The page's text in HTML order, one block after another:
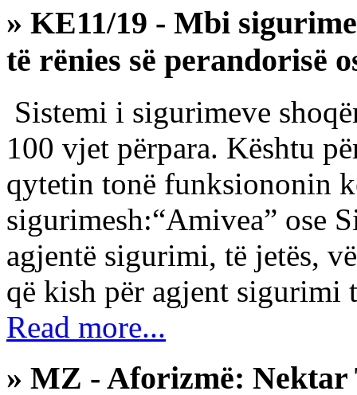
» KE11/19 - Mbi
të rënies së perandorisë
Sistemi i sigurimeve
100 vjet përpara. Kështu
qytetin tonë funksiononin
sigurimesh:“Amivea” ose
agjentë sigurimi, të jetës,
që kish për agjent sigurimi
Read more...
» MZ - Aforizmë: Nektar